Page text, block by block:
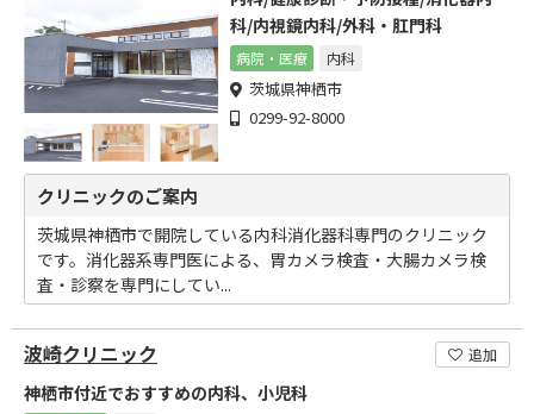
科/内視鏡内科/外科・肛門科
病院・医療 内科
茨城県神栖市
0299-92-8000
クリニックのご案内
茨城県神栖市で開院している内科消化器科専門のクリニック
です。消化器系専門医による、胃カメラ検査・大腸カメラ検
査・診察を専門にしてい...
波崎クリニック 追加
神栖市付近でおすすめの内科、小児科